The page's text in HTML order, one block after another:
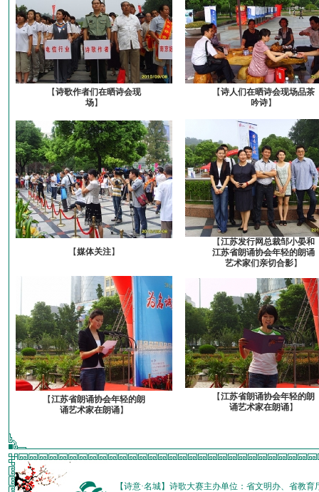
【诗歌作者们在晒诗会现
场】
【诗人们在晒诗会现场品茶
吟诗】
【媒体关注】
【江苏发行网总裁邹小晏和
江苏省朗诵协会年轻的朗诵
艺术家们亲切合影】
【江苏省朗诵协会年轻的朗
诵艺术家在朗诵】
【江苏省朗诵协会年轻的朗
诵艺术家在朗诵】
【诗意·名城】诗歌大赛主办单位：省文明办、省教